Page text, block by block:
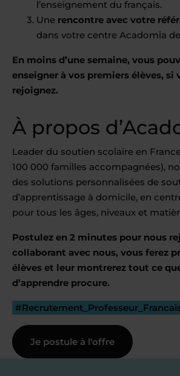
l’enseignement du français.
Une rencontre avec votre
dans votre centre Acadomia
En moins d’une semaine, vous
enseigner à vos premiers élèves, si
rejoignez.
À propos
Leader du soutien scolaire en
100 000 familles accompagnées),
des solutions personnalisées de
d’apprentissage à domicile, en
pour tous les âges, niveaux et
Postulez en 2 minutes pour nous
collaborant avec nous, vous ferez
élèves et leur montrerez tout ce
d’apprendre procure.
Je postule à l'offre